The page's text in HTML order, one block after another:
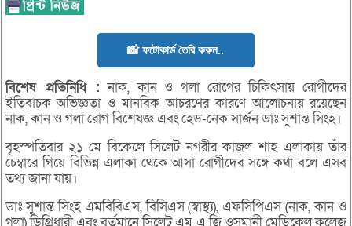
📸 ফটোকার্ড তৈরি করুন..
বিশেষ প্রতিনিধি : নাক, কান ও গলা রোগের চিকিৎসায় রোগীদের
ইতিবাচক অভিজ্ঞতা ও মানবিক আচরণের কারণে আলোচনায় রয়েছেন
নাক, কান ও গলা রোগ বিশেষজ্ঞ এবং হেড-নেক সার্জন ডাঃ সুশান্ত সিংহ।
বৃহস্পতিবার ২১ মে বিকেলে সিলেট নগরীর কাজল শাহ এলাকায় তাঁর
চেম্বারে গিয়ে বিভিন্ন এলাকা থেকে আসা রোগীদের সঙ্গে কথা বলে এসব
তথ্য জানা যায়।
ডাঃ সুশান্ত সিংহ এমবিবিএস, বিসিএস (স্বাস্থ্য), এফসিপিএস (নাক, কান ও